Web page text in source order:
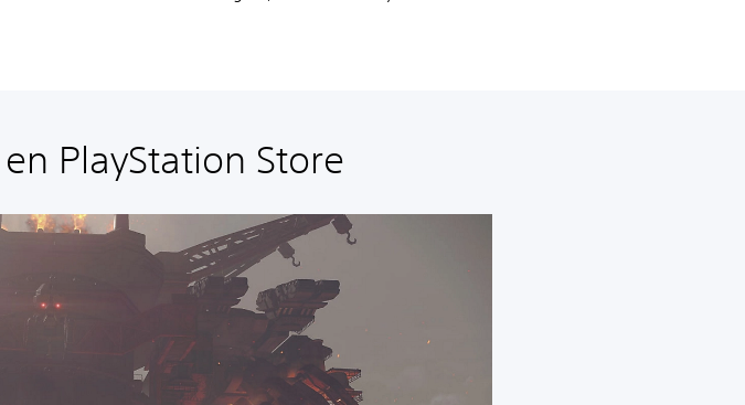
PlayStation Store